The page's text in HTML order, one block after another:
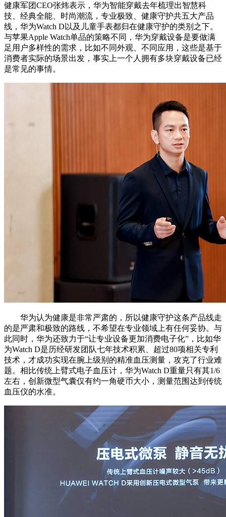
健康军团CEO张炜表示，华为智能穿戴去年梳理出智慧科
技、经典全能、时尚潮流，专业极致、健康守护共五大产品
线，华为Watch D以及儿童手表都归在健康守护的类别之下。
与苹果Apple Watch单品的策略不同，华为穿戴设备是要做满
足用户多样性的需求，比如不同外观、不同应用，这些是基于
消费者实际的场景出发，事实上一个人拥有多块穿戴设备已经
是常见的事情。
华为认为健康是非常严肃的，所以健康守护这条产品线走
的是严肃和极致的路线，不希望在专业领域上有任何妥协。与
此同时，华为还致力于“让专业设备更加消费电子化”，比如华
为Watch D是历经研发团队七年技术积累、超过80项相关专利
技术，才成功实现在腕上级别的精准血压测量，攻克了行业难
题。相比传统上臂式电子血压计，华为Watch D重量只有其1/6
左右，创新微型气囊仅有约一角硬币大小，测量范围达到传统
血压仪的水准。